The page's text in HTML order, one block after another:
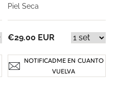
Piel Seca
€29.00 EUR
NOTIFICADME EN CUANTO
VUELVA